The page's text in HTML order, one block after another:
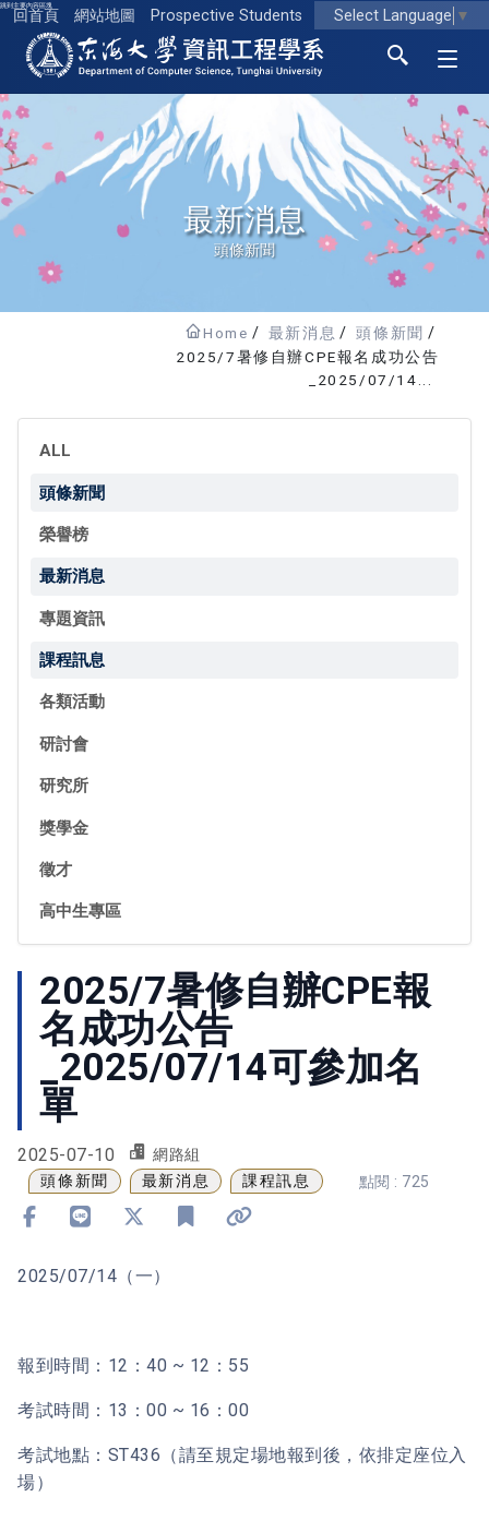
跳到主要內容區塊
回首頁 網站地圖 Prospective Students Select Language ▼
東海大學logo
最新消息
頭條新聞
Home 最新消息
頭條新聞
2025/7暑修自辦CPE報名成功公告
_2025/07/14...
ALL
頭條新聞
榮譽榜
最新消息
專題資訊
課程訊息
各類活動
研討會
研究所
獎學金
徵才
高中生專區
2025/7暑修自辦CPE報
名成功公告
_2025/07/14可參加名
單
2025-07-10 網路組
頭條新聞 最新消息 課程訊息 點閱 : 725
2025/07/14（一）
報到時間：12：40 ~ 12：55
考試時間：13：00 ~ 16：00
考試地點：ST436（請至規定場地報到後，依排定座位入
場）